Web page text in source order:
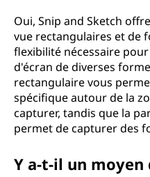
Oui, Snip and Sketch
vue rectangulaires et de
flexibilité nécessaire
d'écran de diverses
rectangulaire vous
spécifique autour de la
capturer, tandis que la
permet de capturer des
Y a-t-il un moyen